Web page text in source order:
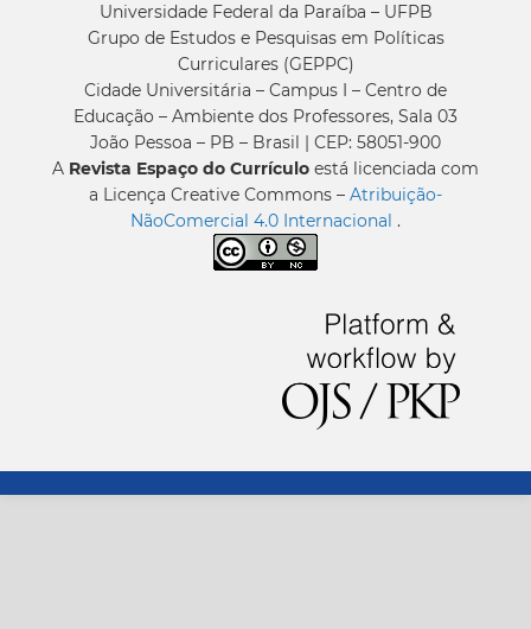
Universidade Federal da Paraíba – UFPB
Grupo de Estudos e Pesquisas em Políticas
Curriculares (GEPPC)
Cidade Universitária – Campus I – Centro de
Educação – Ambiente dos Professores, Sala 03
João Pessoa – PB – Brasil | CEP: 58051-900
A Revista Espaço do Currículo está licenciada com
a Licença Creative Commons – Atribuição-
NãoComercial 4.0 Internacional .